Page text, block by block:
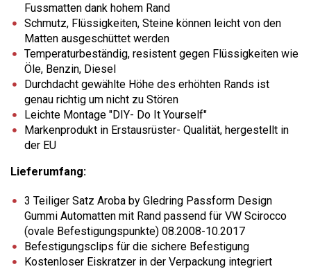
Fussmatten dank hohem Rand
Schmutz, Flüssigkeiten, Steine können leicht von den
Matten ausgeschüttet werden
Temperaturbeständig, resistent gegen Flüssigkeiten wie
Öle, Benzin, Diesel
Durchdacht gewählte Höhe des erhöhten Rands ist
genau richtig um nicht zu Stören
Leichte Montage "DIY- Do It Yourself"
Markenprodukt in Erstausrüster- Qualität, hergestellt in
der EU
Lieferumfang:
3 Teiliger Satz Aroba by Gledring Passform Design
Gummi Automatten mit Rand passend für VW Scirocco
(ovale Befestigungspunkte) 08.2008-10.2017
Befestigungsclips für die sichere Befestigung
Kostenloser Eiskratzer in der Verpackung integriert